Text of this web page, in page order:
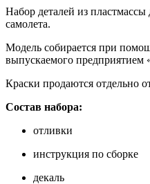
Набор деталей из
самолета.
Модель собирается при
выпускаемого предприятием
Краски продаются отдельно
Состав набора:
отливки
инструкция по сборке
декаль